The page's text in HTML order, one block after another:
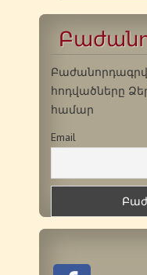
հոդվածները
համար
Email